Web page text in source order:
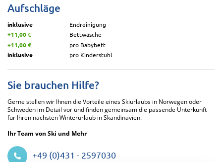
Aufschläge
inklusive
Endreinigung
+11,00 €
Bettwäsche
+11,00 €
pro Babybett
inklusive
pro Kinderstuhl
Sie brauchen Hilfe?
Gerne stellen wir Ihnen die Vorteile eines Skiurlaubs in Norwegen oder
Schweden im Detail vor und finden gemeinsam die passende Unterkunft
für Ihren nächsten Winterurlaub in Skandinavien.
Ihr Team von Ski und Mehr
+49 (0)431 - 2597030